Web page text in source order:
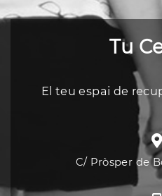
Tu
El teu espai de
C/ Pròsper de